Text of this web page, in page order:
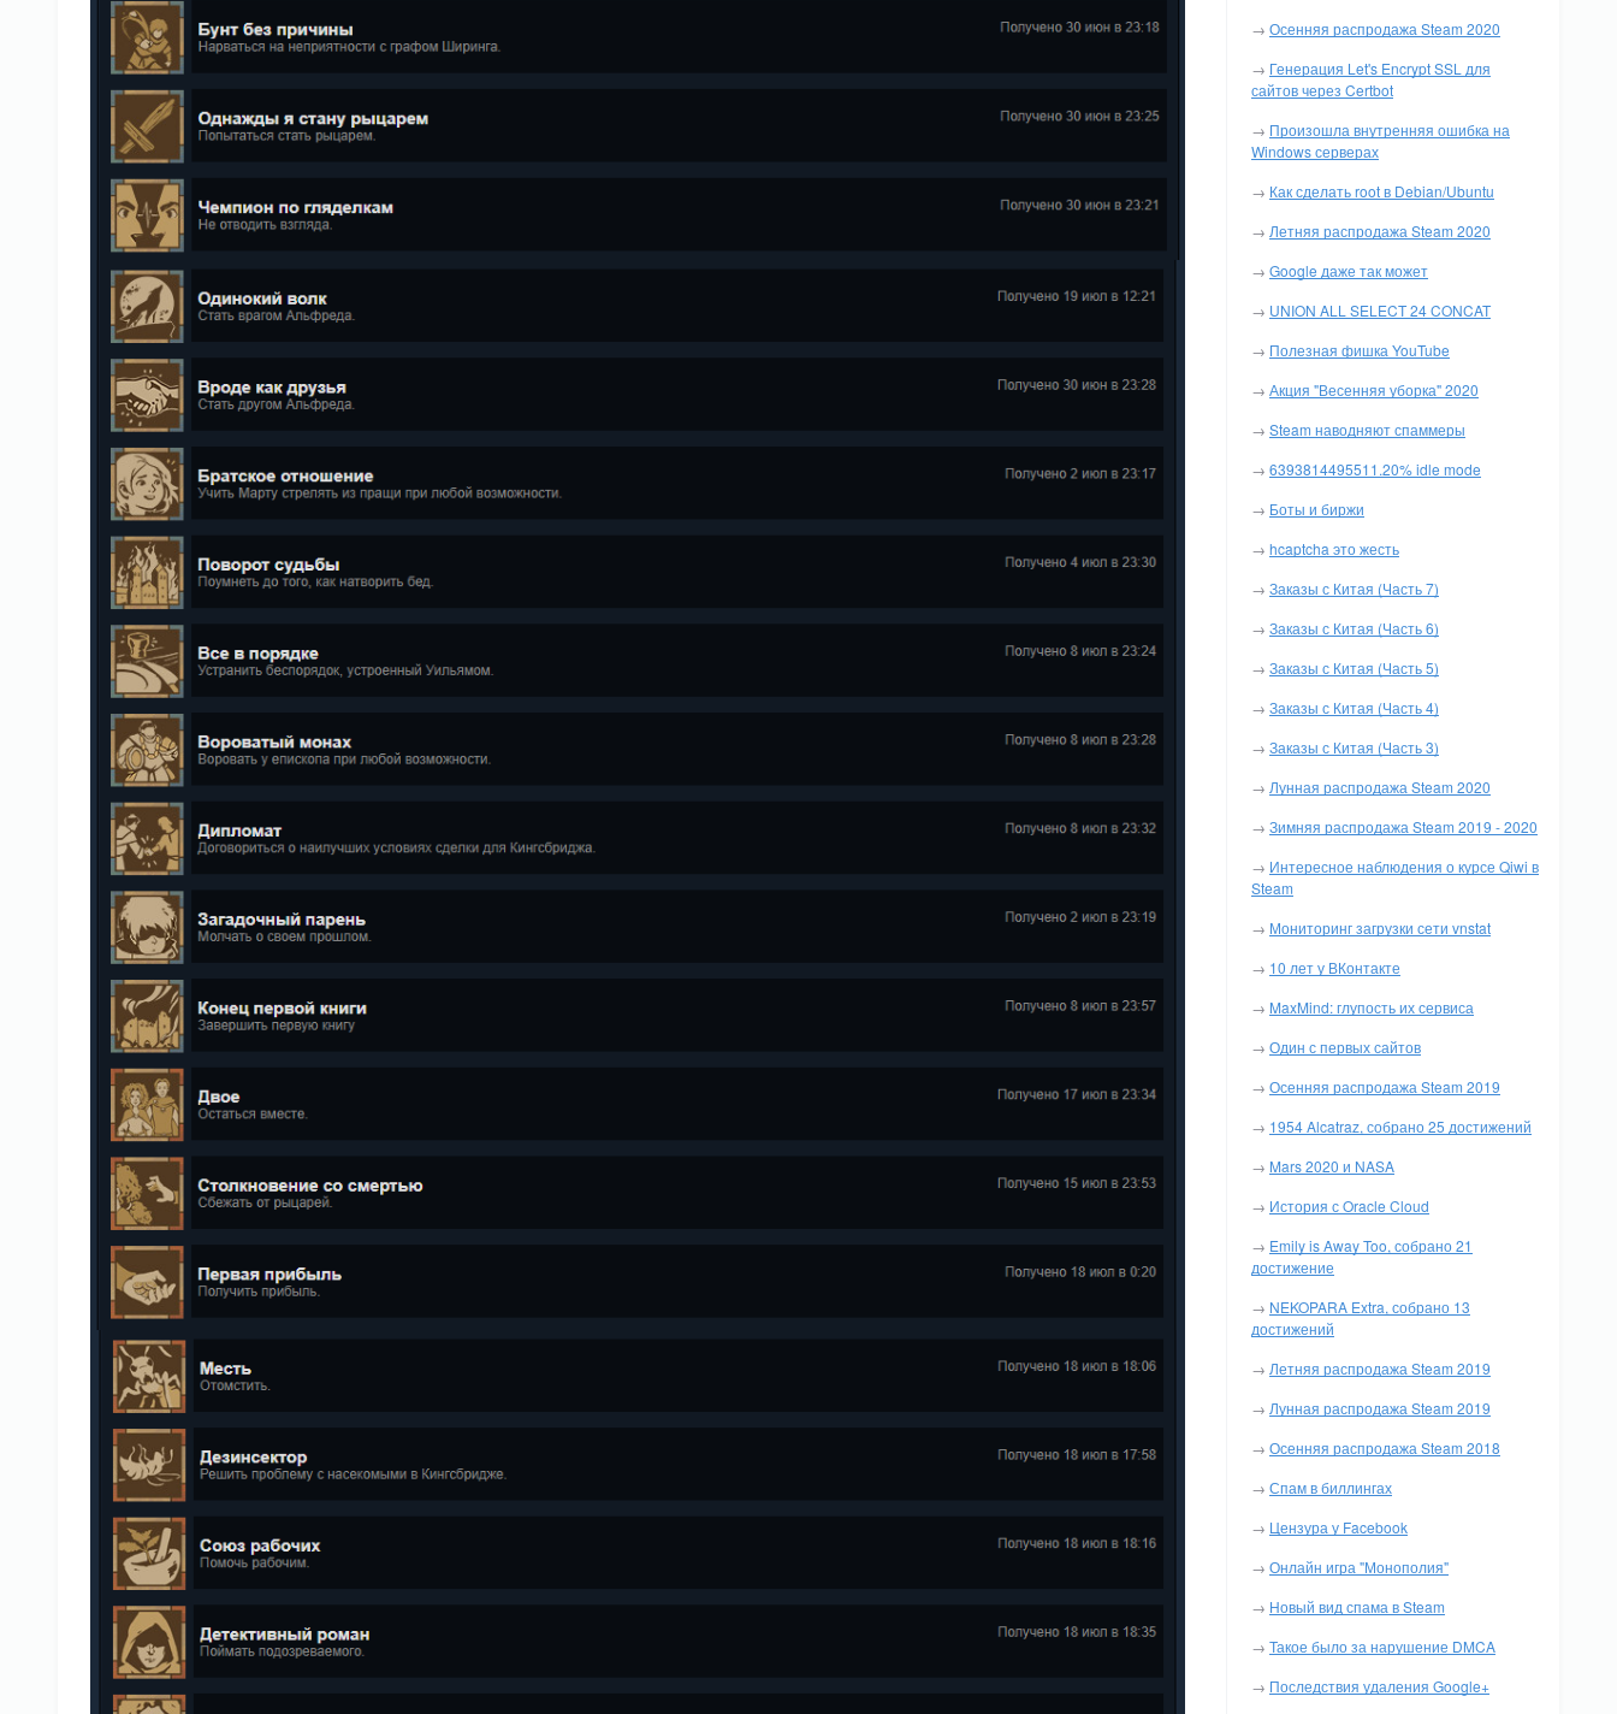
→ Осенняя распродажа Steam 2020
→ Генерация Let's Encrypt SSL для
сайтов через Certbot
→ Произошла внутренняя ошибка на
Windows серверах
→ Как сделать root в Debian/Ubuntu
→ Летняя распродажа Steam 2020
→ Google даже так может
→ UNION ALL SELECT 24 CONCAT
→ Полезная фишка YouTube
→ Акция "Весенняя уборка" 2020
→ Steam наводняют спаммеры
→ 6393814495511.20% idle mode
→ Боты и биржи
→ hcaptcha это жесть
→ Заказы с Китая (Часть 7)
→ Заказы с Китая (Часть 6)
→ Заказы с Китая (Часть 5)
→ Заказы с Китая (Часть 4)
→ Заказы с Китая (Часть 3)
→ Лунная распродажа Steam 2020
→ Зимняя распродажа Steam 2019 - 2020
→ Интересное наблюдения о курсе Qiwi в
Steam
→ Мониторинг загрузки сети vnstat
→ 10 лет у ВКонтакте
→ MaxMind: глупость их сервиса
→ Один с первых сайтов
→ Осенняя распродажа Steam 2019
→ 1954 Alcatraz, собрано 25 достижений
→ Mars 2020 и NASA
→ История с Oracle Cloud
→ Emily is Away Too, собрано 21
достижение
→ NEKOPARA Extra, собрано 13
достижений
→ Летняя распродажа Steam 2019
→ Лунная распродажа Steam 2019
→ Осенняя распродажа Steam 2018
→ Спам в биллингах
→ Цензура у Facebook
→ Онлайн игра "Монополия"
→ Новый вид спама в Steam
→ Такое было за нарушение DMCA
→ Последствия удаления Google+